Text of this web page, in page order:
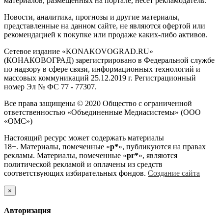
Новости, аналитика, прогнозы и другие материалы,
представленные на данном сайте, не являются офертой или
рекомендацией к покупке или продаже каких-либо активов.
Сетевое издание «KONAKOVOGRAD.RU»
(КОНАКОВОГРАД) зарегистрировано в Федеральной службе
по надзору в сфере связи, информационных технологий и
массовых коммуникаций 25.12.2019 г. Регистрационный
номер Эл № ФС 77 - 77307.
Все права защищены © 2020 Общество с ограниченной
ответственностью «Объединенные Медиасистемы» (ООО
«ОМС»)
Настоящий ресурс может содержать материалы
18+. Материалы, помеченные «р*», публикуются на правах
рекламы. Материалы, помеченные «рr*», являются
политической рекламой и оплачены из средств
соответствующих избирательных фондов. Создание сайта
×
Авторизация